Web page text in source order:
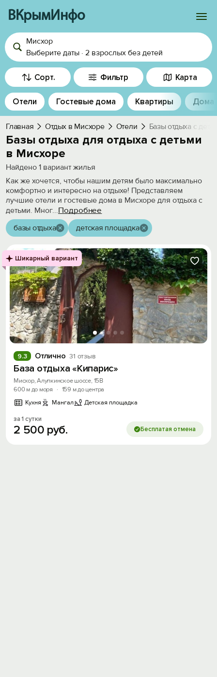
ВКрымИнфо
Войти
Избранное
История просмотра
Добавить свой объект
Мисхор
Выберите даты · 2 взрослых без детей
Сорт. Фильтр Карта
Отели Гостевые дома Квартиры Дома
Главная Отдых в Мисхоре Отели Базы отдыха с
Базы отдыха для отдыха с детьми
в Мисхоре
Найдено 1 вариант жилья
Как же хочется, чтобы нашим детям было максимально
комфортно и интересно на отдыхе! Представляем
лучшие отели и гостевые дома в Мисхоре для отдыха с
детьми. Мног...Подробнее
базы отдыха детская площадка
Шикарный вариант
Отлично 31 отзыв
9.3
База отдыха «Кипарис»
Мисхор, Алупкинское шоссе, 15В
600 м до моря
· 159 м до центра
Кухня
Мангал Детская площадка
за 1 сутки
2 500 руб. Бесплатая отмена